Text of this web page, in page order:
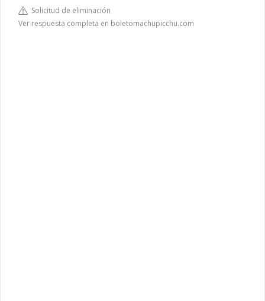
Solicitud de eliminación
Ver respuesta completa en boletomachupicchu.com